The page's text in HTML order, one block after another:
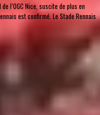
l’OGC Nice, suscite de plus en
est confirmé. Le Stade Rennais